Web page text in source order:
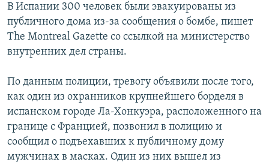
поискуАРМЕНИЯ
АЗЕРБАЙДЖАН
ПОЛИТИКА
ЭКОНОМИКА
ОБЩЕСТВО
СПОРТ
МИР
РУБРИКИ
НЕКРУГЛЫЙ СТОЛ
ГОСТЬ НЕДЕЛИ
БЛОГИ
ГОЛОСА
ЧИТАЕМ ПРЕССУ
МУЛЬТИМЕДИА
ВИДЕО
АУДИО
АРХИВ РАДИОПРОГРАММЫ
ПРИСОЕДИНЯЙТЕСЬ!
Все сайты РСЕ/РС
В Испании 300 человек были эвакуированы из
публичного дома из-за сообщения о бомбе, пишет
The Montreal Gazette со ссылкой на министерство
внутренних дел страны.
По данным полиции, тревогу объявили после того,
как один из охранников крупнейшего борделя в
испанском городе Ла-Хонкуэра, расположенного на
границе с Францией, позвонил в полицию и
сообщил о подъехавших к публичному дому
мужчинах в масках. Один из них вышел из